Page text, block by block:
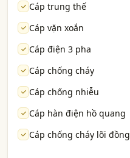
Cáp trung thế
Cáp vặn xoắn
Cáp điện 3 pha
Cáp chống cháy
Cáp chống nhiễu
Cáp hàn điện hồ quang
Cáp chống cháy lõi đồng